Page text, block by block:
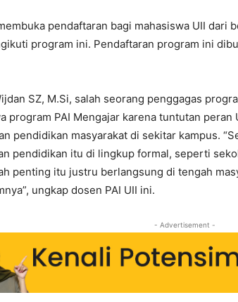
pendaftaran bagi mahasiswa UII dari
program ini. Pendaftaran program ini
SZ, M.Si, salah seorang penggagas
program PAI Mengajar karena tuntutan
pendidikan masyarakat di sekitar kampus.
pendidikan itu di lingkup formal, seperti
penting itu justru berlangsung di tengah
ungkap dosen PAI UII ini.
- Advertisement -